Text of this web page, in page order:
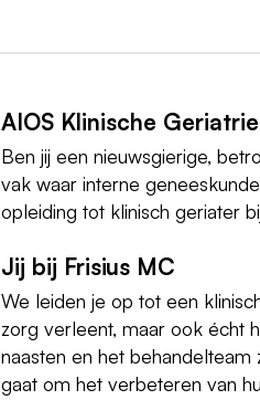
AIOS Klinische
Ben jij een nieuwsgierige,
vak waar interne
opleiding tot klinisch geriater
Jij bij Frisius MC
We leiden je op tot een
zorg verleent, maar ook écht
naasten en het
gaat om het verbeteren van